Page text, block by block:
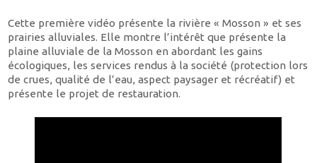
Cette première vidéo présente la rivière « Mosson » et ses
prairies alluviales. Elle montre l’intérêt que présente la
plaine alluviale de la Mosson en abordant les gains
écologiques, les services rendus à la société (protection lors
de crues, qualité de l’eau, aspect paysager et récréatif) et
présente le projet de restauration.